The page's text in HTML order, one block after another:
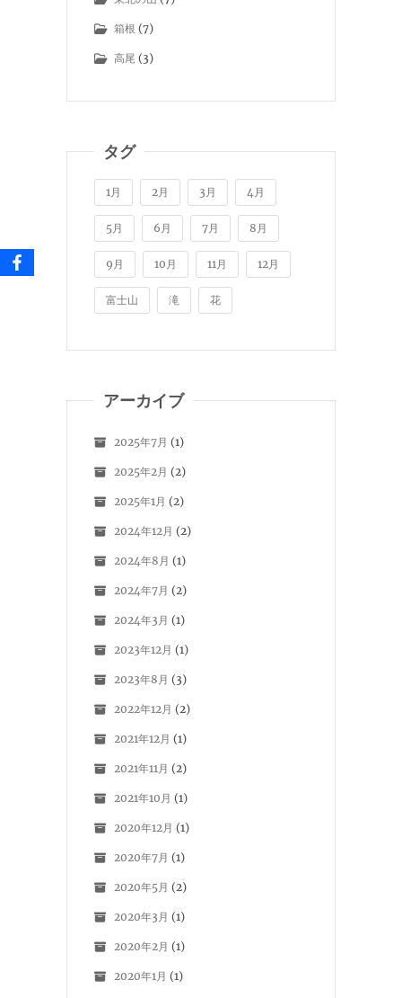
箱根 (7)
高尾 (3)
タグ
1月 2月 3月 4月
5月 6月 7月 8月
9月 10月 11月 12月
富士山 滝 花
アーカイブ
2025年7月 (1)
2025年2月 (2)
2025年1月 (2)
2024年12月 (2)
2024年8月 (1)
2024年7月 (2)
2024年3月 (1)
2023年12月 (1)
2023年8月 (3)
2022年12月 (2)
2021年12月 (1)
2021年11月 (2)
2021年10月 (1)
2020年12月 (1)
2020年7月 (1)
2020年5月 (2)
2020年3月 (1)
2020年2月 (1)
2020年1月 (1)